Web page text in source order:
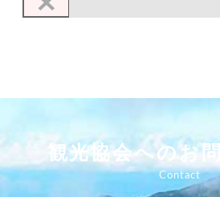
観光協会へのお